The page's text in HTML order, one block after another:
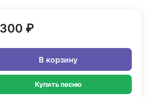
₽
В корзину
Купить песню